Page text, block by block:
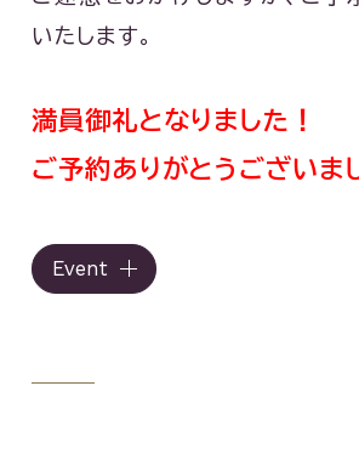
いたします。
満員御礼となりました！
ご予約ありがとうございま
Event